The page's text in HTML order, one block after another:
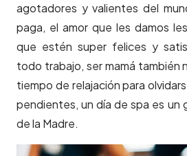
agotadores y valientes del
paga, el amor que les damos
que estén super felices y
todo trabajo, ser mamá también
tiempo de relajación para
pendientes, un día de spa es un
de la Madre.